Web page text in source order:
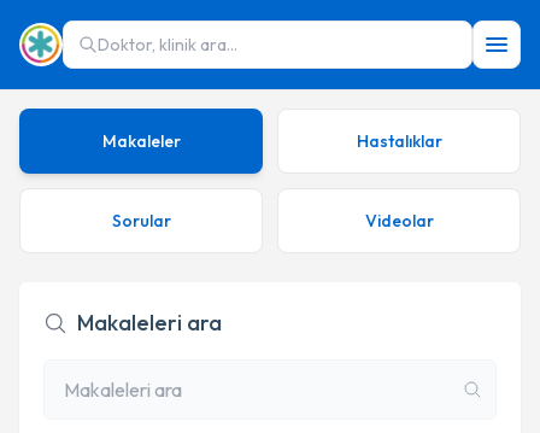
Doktor, klinik ara...
Makaleler Hastalıklar
Sorular Videolar
Makaleleri ara